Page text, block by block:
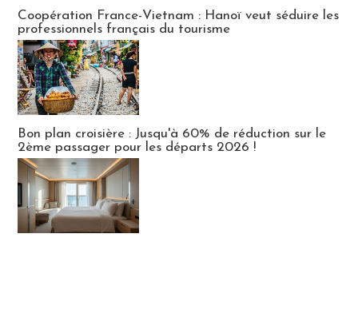
Coopération France-Vietnam : Hanoï veut séduire les
professionnels français du tourisme
Bon plan croisière : Jusqu'à 60% de réduction sur le
2ème passager pour les départs 2026 !